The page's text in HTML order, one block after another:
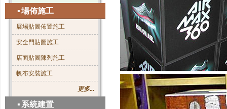
▪場佈施工
展場貼圖佈置施工
安全門貼圖施工
店面貼圖陳列施工
帆布安裝施工
更多...
▪ 系統建置